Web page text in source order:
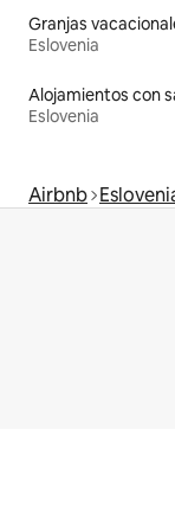
Granjas
Eslovenia
Alojamientos con
Eslovenia
Airbnb